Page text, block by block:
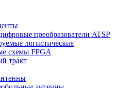
преобразователи ATSP
логистические
схемы FPGA
тракт